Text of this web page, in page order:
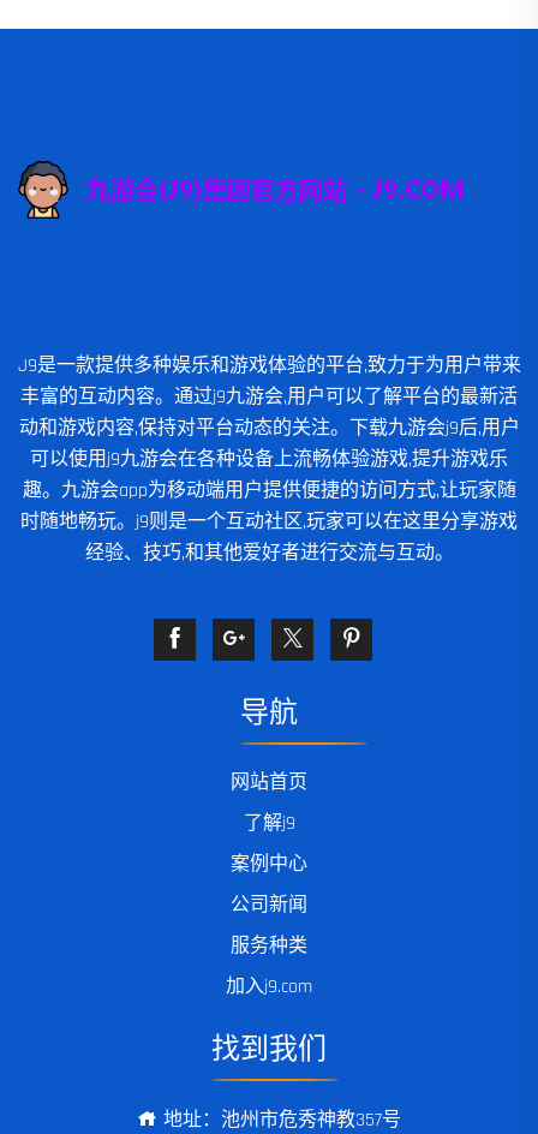
J9是一款提供多种娱乐和游戏体验的平台,致力于为用户带来
丰富的互动内容。通过j9九游会,用户可以了解平台的最新活
动和游戏内容,保持对平台动态的关注。下载九游会j9后,用户
可以使用j9九游会在各种设备上流畅体验游戏,提升游戏乐
趣。九游会app为移动端用户提供便捷的访问方式,让玩家随
时随地畅玩。j9则是一个互动社区,玩家可以在这里分享游戏
经验、技巧,和其他爱好者进行交流与互动。
导航
网站首页
了解j9
案例中心
公司新闻
服务种类
加入j9.com
找到我们
地址：池州市危秀神教357号